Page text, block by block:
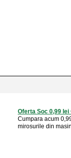
Oferta Soc 0,99
Cumpara acum
mirosurile din